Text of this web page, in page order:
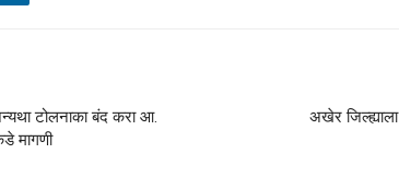
टोलनाका बंद करा आ.
मागणी
अखेर